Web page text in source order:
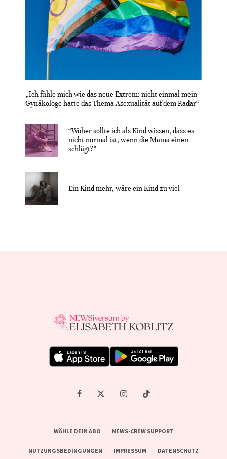
„Ich fühle mich wie das neue Extrem: nicht einmal mein
Gynäkologe hatte das Thema Asexualität auf dem Radar“
“Woher sollte ich als Kind wissen, dass es
nicht normal ist, wenn die Mama einen
schlägt?”
Ein Kind mehr, wäre ein Kind zu viel
WÄHLE DEIN ABO NEWS-CREW SUPPORT
NUTZUNGSBEDINGUNGEN IMPRESSUM DATENSCHUTZ